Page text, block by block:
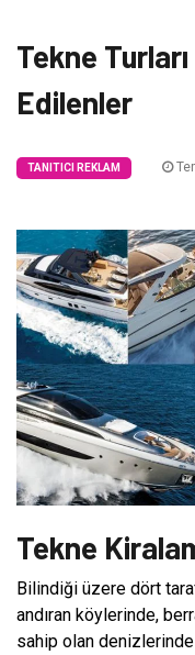
Tekne
Edilenler
TANITICI REKLAM
Tekne
Bilindiği üzere dört
andıran köylerinde,
sahip olan